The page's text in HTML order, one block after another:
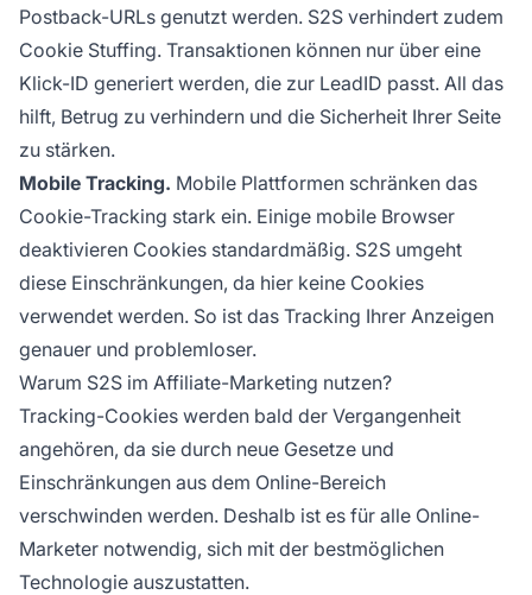
Postback-URLs genutzt werden. S2S verhindert zudem
Cookie Stuffing. Transaktionen können nur über eine
Klick-ID generiert werden, die zur LeadID passt. All das
hilft, Betrug zu verhindern und die Sicherheit Ihrer Seite
zu stärken.
Mobile Tracking. Mobile Plattformen schränken das
Cookie-Tracking stark ein. Einige mobile Browser
deaktivieren Cookies standardmäßig. S2S umgeht
diese Einschränkungen, da hier keine Cookies
verwendet werden. So ist das Tracking Ihrer Anzeigen
genauer und problemloser.
Warum S2S im Affiliate-Marketing nutzen?
Tracking-Cookies werden bald der Vergangenheit
angehören, da sie durch neue Gesetze und
Einschränkungen aus dem Online-Bereich
verschwinden werden. Deshalb ist es für alle Online-
Marketer notwendig, sich mit der bestmöglichen
Technologie auszustatten.